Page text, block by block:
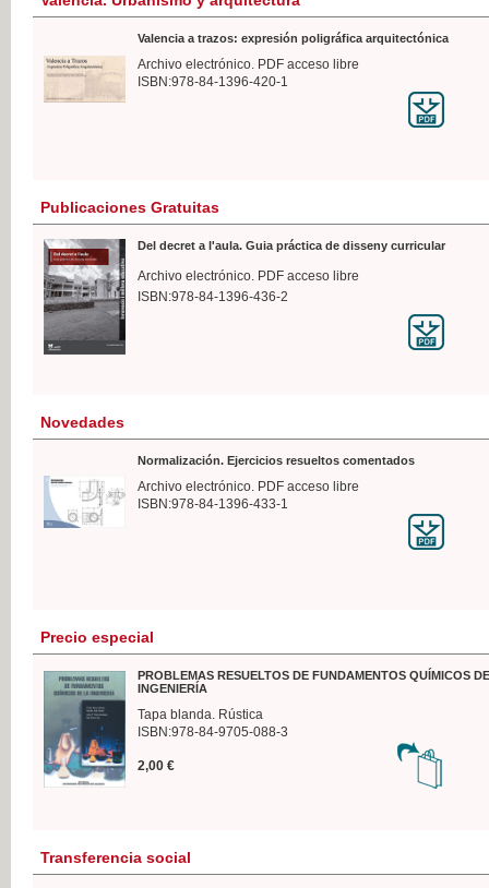
Valencia a trazos: expresión poligráfica arquitectónica
Archivo electrónico. PDF acceso libre
ISBN:978-84-1396-420-1
Publicaciones Gratuitas
Del decret a l'aula. Guia práctica de disseny curricular
Archivo electrónico. PDF acceso libre
ISBN:978-84-1396-436-2
Novedades
Normalización. Ejercicios resueltos comentados
Archivo electrónico. PDF acceso libre
ISBN:978-84-1396-433-1
Precio especial
PROBLEMAS RESUELTOS DE FUNDAMENTOS QUÍMICOS
INGENIERÍA
Tapa blanda. Rústica
ISBN:978-84-9705-088-3
2,00 €
Transferencia social